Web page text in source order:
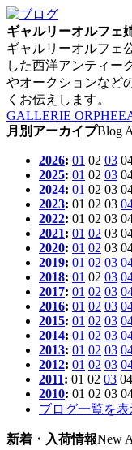
ギャルリーオルフェ
ギャルリーオルフェ
した西洋アンティー
やオークションなど
くお伝えします。
GALLERIE ORPHEE
月別アーカイプBlog
2026: 01 02 03
2025: 01 02 03
2024: 01 02 03
2023: 01 02 03
2022: 01 02 03
2021: 01 02 03
2020: 01 02 03
2019: 01 02 03
2018: 01 02 03
2017: 01 02 03
2016: 01 02 03
2015: 01 02 03
2014: 01 02 03
2013: 01 02 03
2012: 01 02 03
2011: 01 02 03 04
2010: 01 02 03
ブログ一覧を表
新着・入荷情報New